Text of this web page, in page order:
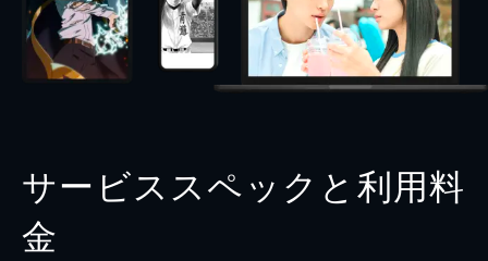
サービススペックと利用料
金